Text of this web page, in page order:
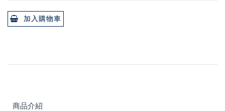
加入購物車
商品介紹